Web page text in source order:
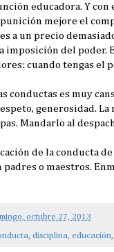
educadora. Y
mejore el
a un precio
imposición del poder.
cuando tengas el
conductas es muy
generosidad.
Mandarlo al
de la conducta
padres o maestros.
octubre 27, 2013
, disciplina, educación,